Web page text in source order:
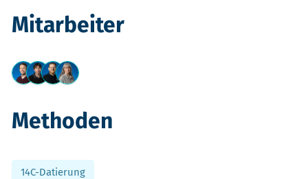
Mitarbeiter
Methoden
14C-Datierung